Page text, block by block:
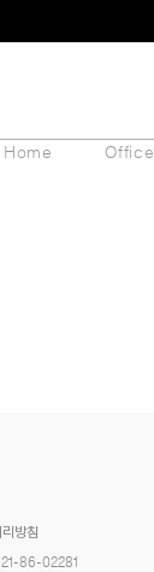
Home Office
방침
86-02281